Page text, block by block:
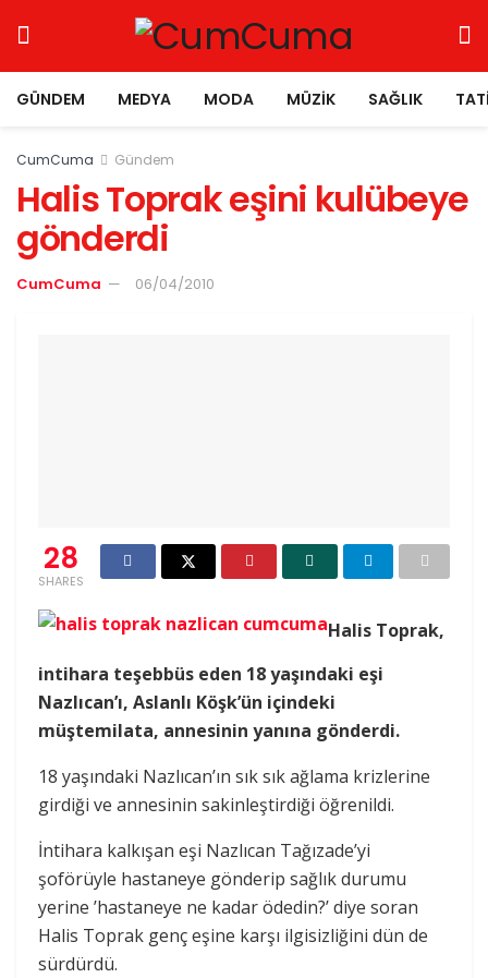
GÜNDEM MEDYA MODA MÜZIK SAĞLIK
CumCuma Gündem
Halis Toprak eşini kulübeye
gönderdi
CumCuma 06/04/2010
28
SHARES
Halis Toprak,
intihara teşebbüs eden 18 yaşındaki eşi
Nazlıcan’ı, Aslanlı Köşk’ün içindeki
müştemilata, annesinin yanına gönderdi.
18 yaşındaki Nazlıcan’ın sık sık ağlama krizlerine
girdiği ve annesinin sakinleştirdiği öğrenildi.
İntihara kalkışan eşi Nazlıcan Tağızade’yi
şoförüyle hastaneye gönderip sağlık durumu
yerine ’hastaneye ne kadar ödedin?’ diye soran
Halis Toprak genç eşine karşı ilgisizliğini dün de
sürdürdü.